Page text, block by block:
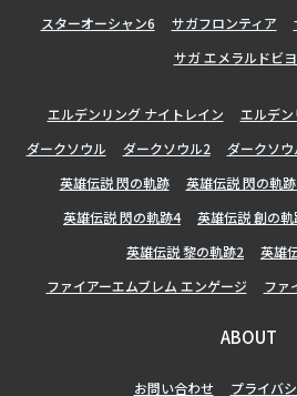
スターオーシャン6
サガフロンティア
サガ エメラルドビ
エルデンリング ナイトレイン エルデ
ダークソウル
ダークソウル2 ダークソウ
英雄伝説 閃の軌跡
英雄伝説 閃の軌
英雄伝説 閃の軌跡4
英雄伝説 創の軌
英雄伝説 黎の軌跡2
英雄
ファイアーエムブレム エンゲージ
ファ
ABOUT
お問い合わせ プライバ